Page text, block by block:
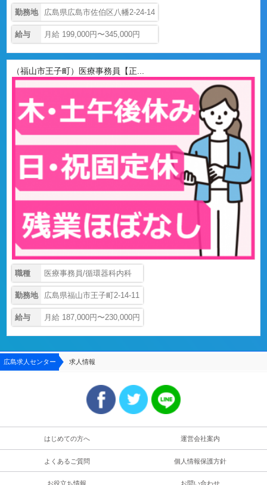
勤務地 広島県広島市佐伯区八幡2-24-14
給与 月給 199,000円〜345,000円
（福山市王子町）医療事務員【正...
職種 医療事務員/循環器科内科
勤務地 広島県福山市王子町2-14-11
給与 月給 187,000円〜230,000円
広島求人センター 求人情報
はじめての方へ 運営会社案内
よくあるご質問 個人情報保護方針
お役立ち情報 お問い合わせ